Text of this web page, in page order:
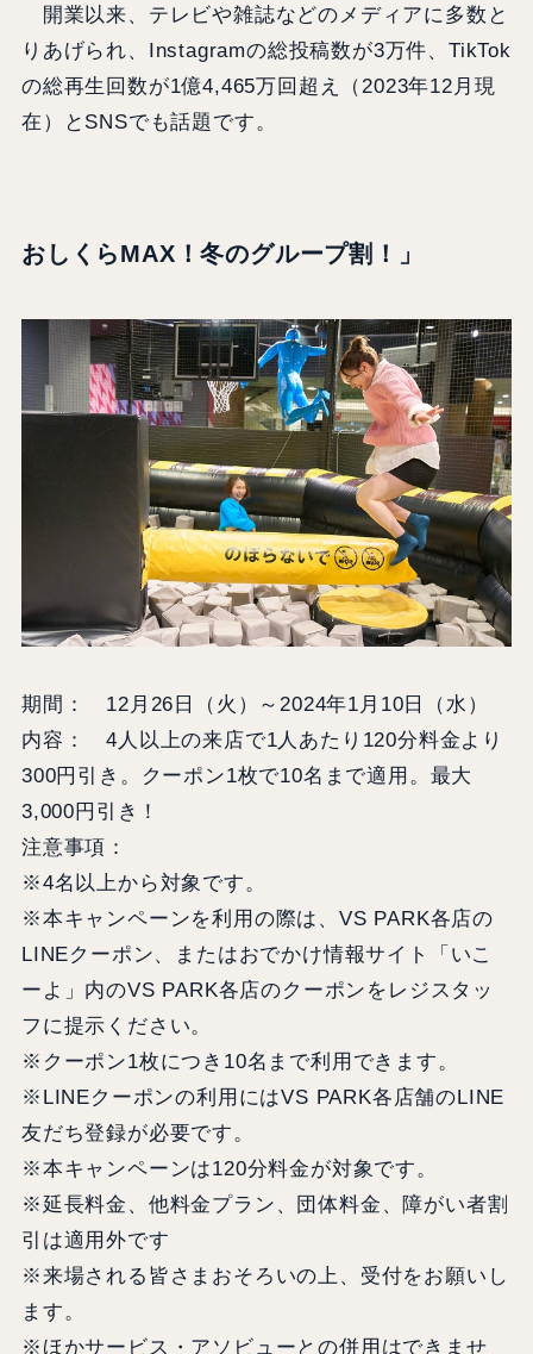
開業以来、テレビや雑誌などのメディアに多数と
りあげられ、Instagramの総投稿数が3万件、TikTok
の総再生回数が1億4,465万回超え（2023年12月現
在）とSNSでも話題です。
おしくらMAX！冬のグループ割！」
期間： 12月26日（火）～2024年1月10日（水）
内容： 4人以上の来店で1人あたり120分料金より
300円引き。クーポン1枚で10名まで適用。最大
3,000円引き！
注意事項：
※4名以上から対象です。
※本キャンペーンを利用の際は、VS PARK各店の
LINEクーポン、またはおでかけ情報サイト「いこ
ーよ」内のVS PARK各店のクーポンをレジスタッ
フに提示ください。
※クーポン1枚につき10名まで利用できます。
※LINEクーポンの利用にはVS PARK各店舗のLINE
友だち登録が必要です。
※本キャンペーンは120分料金が対象です。
※延長料金、他料金プラン、団体料金、障がい者割
引は適用外です
※来場される皆さまおそろいの上、受付をお願いし
ます。
※ほかサービス・アソビューとの併用はできませ